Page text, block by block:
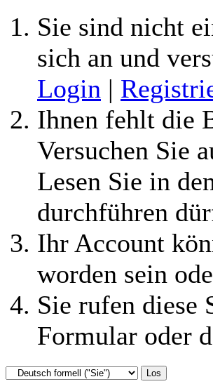
Sie sind nicht
sich an und
Login |
Ihnen fehlt die
Versuchen Sie
Lesen Sie in
durchführen
Ihr Account
worden sein
Sie rufen diese
Formular oder